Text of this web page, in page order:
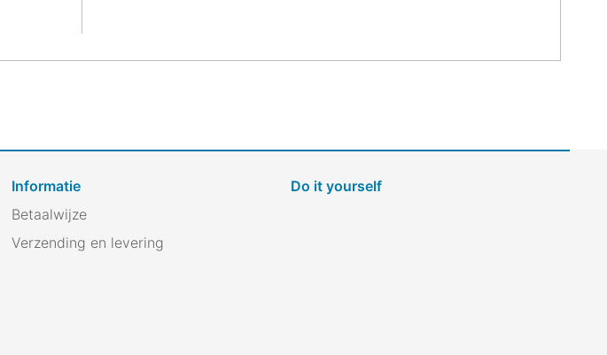
Informatie
Betaalwijze
Verzending en levering
Do it yourself